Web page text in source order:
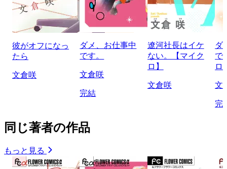
彼がオフになっ
たら
文倉咲
ダメ、お仕事中
です。
文倉咲
完結
遼河社長はイケ
ない。【マイク
ロ】
文倉咲
ダ
で
ロ
文
完
同じ著者の作品
もっと見る